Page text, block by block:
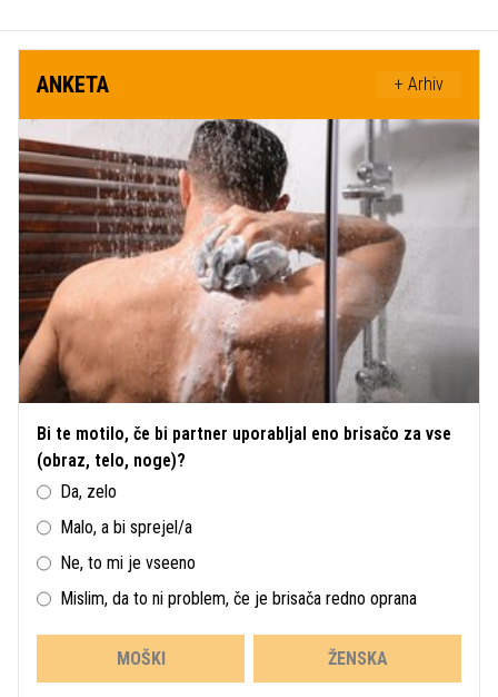
ANKETA + Arhiv
Bi te motilo, če bi partner uporabljal eno brisačo za vse
(obraz, telo, noge)?
Da, zelo
Malo, a bi sprejel/a
Ne, to mi je vseeno
Mislim, da to ni problem, če je brisača redno oprana
MOŠKI ŽENSKA